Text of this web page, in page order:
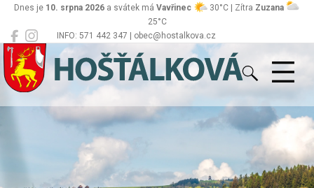
INFO: 571 442 347 | obec@hostalkova.cz
Dnes je 10. srpna 2026 a svátek má Vavřinec 30°C | Zítra Zuzana
25°C
Hošťálková